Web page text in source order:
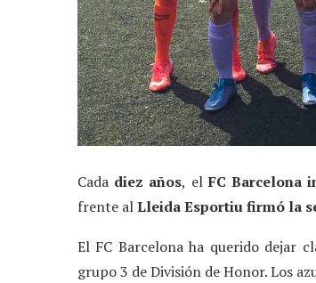
Cada diez años, el FC Barcelona
frente alLleida Esportiufirmó la
El FC Barcelona ha querido dejar
grupo 3 de División de Honor. Los